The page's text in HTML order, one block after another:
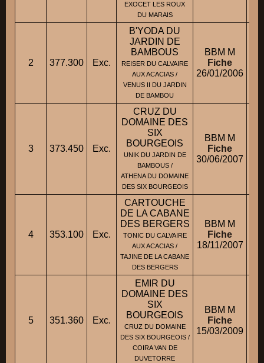
EXOCET LES ROUX
DU MARAIS
2 377.300 Exc.
B'YODA DU
JARDIN DE
BAMBOUS
REISER DU CALVAIRE
AUX ACACIAS /
VENUS II DU JARDIN
DE BAMBOU
BBM M
Fiche
26/01/2006
3 373.450 Exc.
CRUZ DU
DOMAINE DES
SIX
BOURGEOIS
UNIK DU JARDIN DE
BAMBOUS /
ATHENA DU DOMAINE
DES SIX BOURGEOIS
BBM M
Fiche
30/06/2007
4 353.100 Exc.
CARTOUCHE
DE LA CABANE
DES BERGERS
TONIC DU CALVAIRE
AUX ACACIAS /
TAJINE DE LA CABANE
DES BERGERS
BBM M
Fiche
18/11/2007
5 351.360 Exc.
EMIR DU
DOMAINE DES
SIX
BOURGEOIS
CRUZ DU DOMAINE
DES SIX BOURGEOIS /
COIRA VAN DE
DUVETORRE
BBM M
Fiche
15/03/2009